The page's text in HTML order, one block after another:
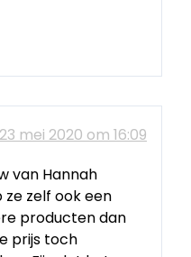
23 mei 2020 om 16:09
van Hannah
zelf ook een
producten dan
prijs toch